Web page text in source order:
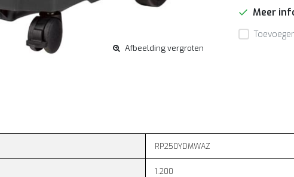
Afbeelding vergroten
Meer
RP250YDMWAZ
1.200